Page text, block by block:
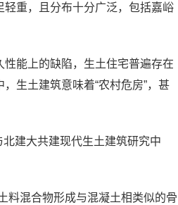
重，且分布十分广泛，包括嘉峪
能上的缺陷，生土住宅普遍存在
生土建筑意味着“农村危房”，甚
建大共建现代生土建筑研究中
料混合物形成与混凝土相类似的骨